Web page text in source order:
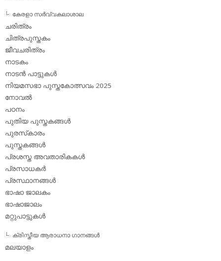
കേരളാ സര്‍വ്വകലാശാല
ചരിത്രം
ചിത്രപുസ്തകം
ജീവചരിത്രം
നാടകം
നാടന്‍ പാട്ടുകള്‍
നിയമസഭാ പുസ്തകോത്സവം 2025
നോവല്‍
പഠനം
പുതിയ പുസ്തകങ്ങള്‍
പുരസ്‌കാരം
പുസ്തകങ്ങള്‍
പ്രശസ്ത അവതാരികകള്‍
പ്രസാധകര്‍
പ്രസ്ഥാനങ്ങള്‍
ഭാഷാ ജാലകം
ഭാഷാജാലം
മറ്റുപാട്ടുകള്‍
ക്രിസ്തീയ ആരാധനാ ഗാനങ്ങള്‍
മലയാളം